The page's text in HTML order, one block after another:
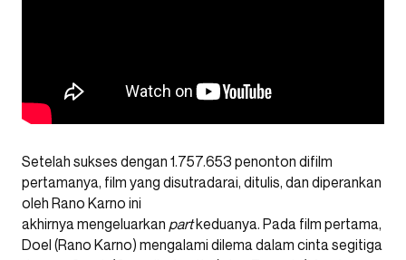
Setelah sukses dengan 1.757.653 penonton difilm
pertamanya, film yang disutradarai, ditulis, dan diperankan
oleh Rano Karno ini
akhirnya mengeluarkan partkeduanya. Pada film pertama,
Doel (Rano Karno) mengalami dilema dalam cinta segitiga